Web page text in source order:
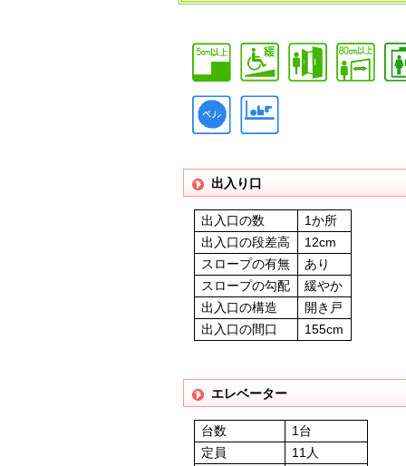
出入り口
出入口の数
1か所
出入口の段差高
12cm
スロープの有無
あり
スロープの勾配
緩やか
出入口の構造
開き戸
出入口の間口
155cm
エレベーター
台数
1台
定員
11人